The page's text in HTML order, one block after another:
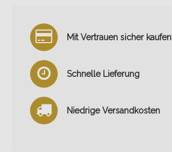
Mit Vertrauen sicher kaufen
Schnelle Lieferung
Niedrige Versandkosten